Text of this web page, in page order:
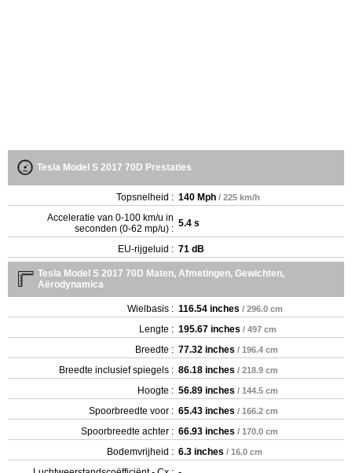
Tesla Model S 2017 70D Prestaties
Topsnelheid : 140 Mph / 225 km/h
Acceleratie van 0-100 km/u in
seconden (0-62 mp/u) : 5.4 s
EU-rijgeluid : 71 dB
Tesla Model S 2017 70D Maten, Afmetingen, Gewichten,
Aërodynamica
Wielbasis : 116.54 inches / 296.0 cm
Lengte : 195.67 inches / 497 cm
Breedte : 77.32 inches / 196.4 cm
Breedte inclusief spiegels : 86.18 inches / 218.9 cm
Hoogte : 56.89 inches / 144.5 cm
Spoorbreedte voor : 65.43 inches / 166.2 cm
Spoorbreedte achter : 66.93 inches / 170.0 cm
Bodemvrijheid : 6.3 inches / 16.0 cm